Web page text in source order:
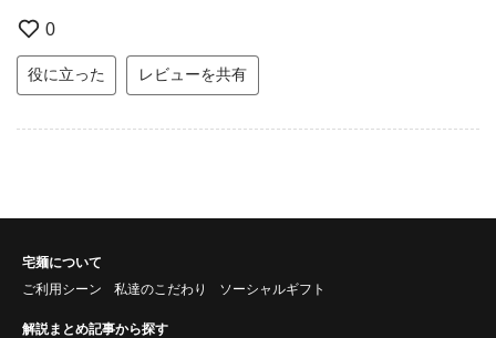
0
役に立った レビューを共有
宅麺について
ご利用シーン
私達のこだわり ソーシャルギフト
解説まとめ記事から探す